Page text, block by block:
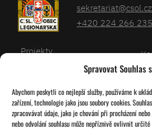
Spravovat Souhlas
Abychom poskytli co nejlepší služby, používáme k
zařízení, technologie jako jsou soubory cookies.
zpracovávat údaje, jako je chování při procházení
nebo odvolání souhlasu může nepříznivě ovlivnit
sekretariat@csol.cz
+420 224 266 235
Projekty
Kalendář
O nás